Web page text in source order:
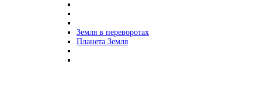
Земля в переворотах
Планета Земля